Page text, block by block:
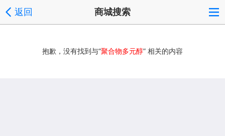
返回 商城搜索
抱歉，没有找到与“聚合物多元醇” 相关的内容